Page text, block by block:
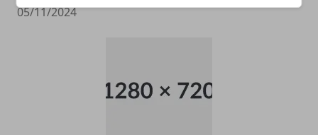
05/11/2024